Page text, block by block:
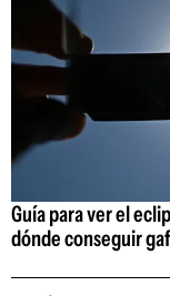
Guía para ver el
dónde conseguir